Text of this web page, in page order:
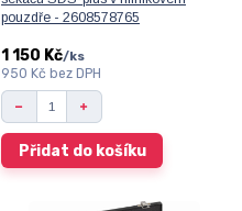
pouzdře - 2608578765
1 150 Kč/ks
950 Kč bez DPH
Přidat do košíku